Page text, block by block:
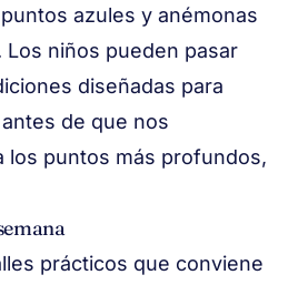
azules y anémonas
Los niños pueden pasar
diseñadas para
de que nos
los puntos más profundos,
prácticos que conviene